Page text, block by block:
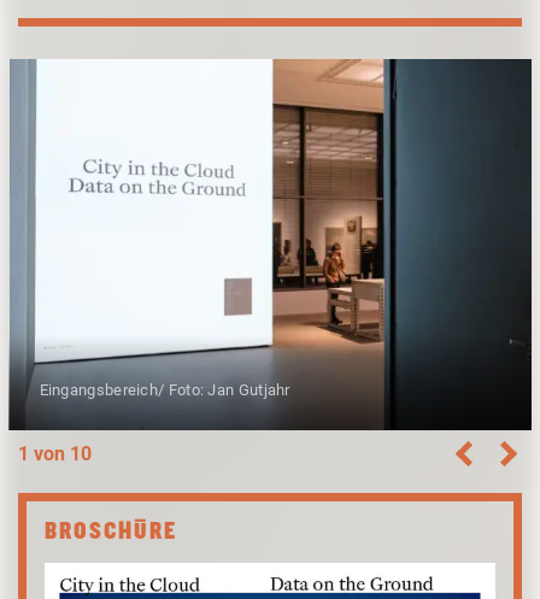
Eingangsbereich/ Foto: Jan Gutjahr
1 von 10
BROSCHÜRE